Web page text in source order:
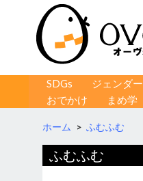
コンテンツへ移動
SDGs ジェンダー
おでかけ
まめ学
ホーム > ふむふむ
ふむふむ